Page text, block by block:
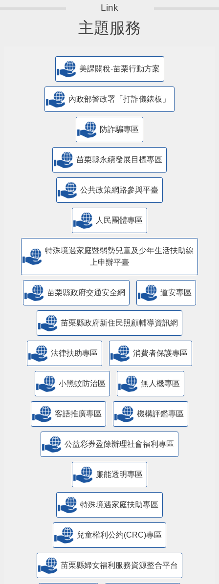
主題服務
美課關稅-苗栗行動方案
內政部警政署「打詐儀錶板」
防詐騙專區
苗栗縣永續發展目標專區
公共政策網路參與平臺
人民團體專區
特殊境遇家庭暨弱勢兒童及少年生活扶助線
上申辦平臺
苗栗縣政府交通安全網 道安專區
苗栗縣政府新住民照顧輔導資訊網
法律扶助專區 消費者保護專區
小黑蚊防治區 無人機專區
客語推廣專區 機構評鑑專區
公益彩券盈餘辦理社會福利專區
廉能透明專區
特殊境遇家庭扶助專區
兒童權利公約(CRC)專區
苗栗縣婦女福利服務資源整合平台